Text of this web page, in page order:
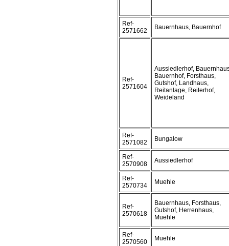
Ref-
2571662
Bauernhaus, Bauernhof
Ref-
2571604
Aussiedlerhof,
Bauernhof, Forsthaus,
Gutshof, Landhaus,
Reitanlage, Reiterhof,
Weideland
Ref-
2571082
Bungalow
Ref-
2570908
Aussiedlerhof
Ref-
2570734
Muehle
Ref-
2570618
Bauernhaus, Forsthaus,
Gutshof, Herrenhaus,
Muehle
Ref-
2570560
Muehle